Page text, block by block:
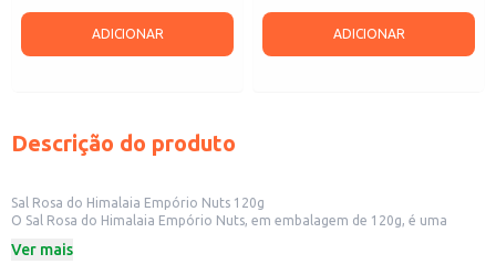
ADICIONAR ADICIONAR
Descrição do produto
Sal Rosa do Himalaia Empório Nuts 120g
O Sal Rosa do Himalaia Empório Nuts, em embalagem de 120g, é uma
Ideal para uso doméstico, o sal rosa pode ser utilizado em diversas
Ver mais